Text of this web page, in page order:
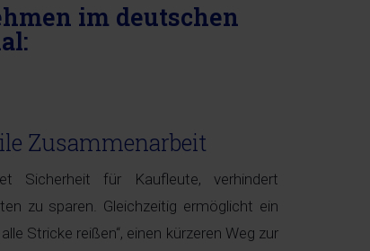
im deutschen
Zusammenarbeit
Sicherheit für Kaufleute, verhindert
zu sparen. Gleichzeitig ermöglicht ein
Stricke reißen“, einen kürzeren Weg zur